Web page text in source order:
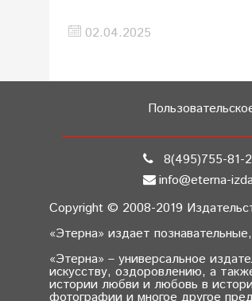
02.04.2025
8(495)755-81-
info@eterna-
Copyright © 2008-2019
«Этерна» издает
«Этерна» – универсальное
искусству, оздоровлению, а
истории любви и любовь в